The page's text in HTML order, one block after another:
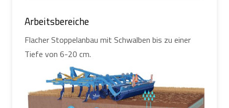
Arbeitsbereiche
Flacher Stoppelanbau mit Schwalben bis zu einer
Tiefe von 6-20 cm.